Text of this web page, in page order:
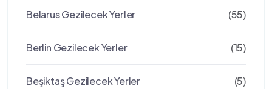
Belarus Gezilecek Yerler (55)
Berlin Gezilecek Yerler (15)
Beşiktaş Gezilecek Yerler (5)